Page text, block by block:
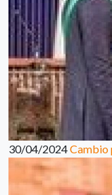
30/04/2024Cambio